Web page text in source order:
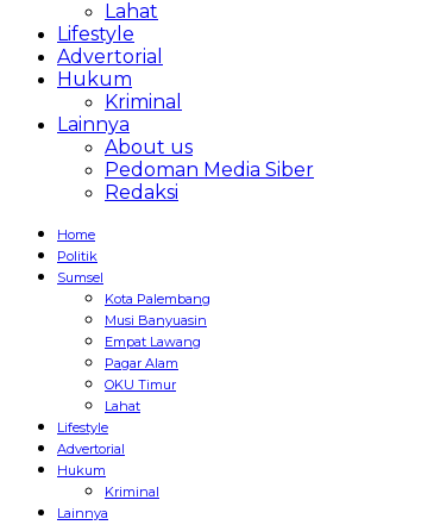
Lahat
Lifestyle
Advertorial
Hukum
Kriminal
Lainnya
About us
Pedoman Media Siber
Redaksi
Home
Politik
Sumsel
Kota Palembang
Musi Banyuasin
Empat Lawang
Pagar Alam
OKU Timur
Lahat
Lifestyle
Advertorial
Hukum
Kriminal
Lainnya